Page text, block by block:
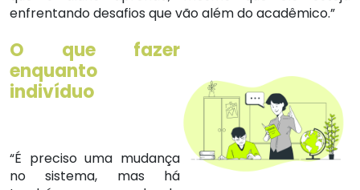
enfrentando desafios que vão além do acadêmico.”
O que fazer
enquanto
indivíduo
“É preciso uma mudança
no sistema, mas há